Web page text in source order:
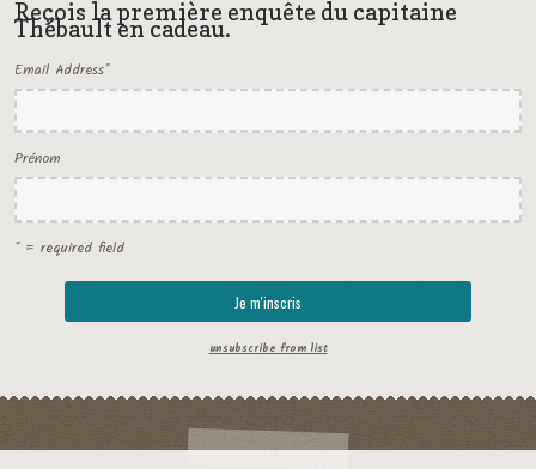
Reçois la première enquête du capitaine
Thébault en cadeau.
Email Address*
Prénom
* = required field
unsubscribe from list